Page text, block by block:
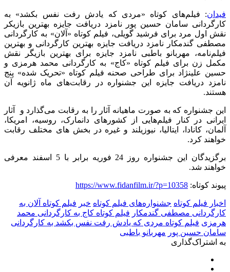
فیدان: فیلم‌های کوتاه «مردی که یادش رفت نفس بکشد» به
کارگردانی سامان حسین پور نامزد دریافت جایزه بهترین بازیکر
نقش اول مرد برای فرشید گویلی، فیلم کوتاه «آلان» به کارگردانی
مصطفی گندمکار نامزد دریافت جایزه بهترین کارگردانی و بهترین
فیلم‌نامه، مهربانو باطبی نامزد جایزه برای بهترین بازیگر نقش
مکمل زن برای فیلم کوتاه «کاج» به کارگردانی محمد هرمزی و
حسین علینژاد برای طراحی صحنه فیلم کوتاه «تحریک شده» پنج
نامزد دریافت جایزه این جشنواره در رقابت‌های ماه ژانویه آن
هستند.
این جشنواره که به صورت ماهیانه آثار را به رقابت می‌گذارد و آثار
ایرانی در کنار فیلم‌هایی از کشورهای دانمارک، روسیه، امریکا،
آلمان، کانادا، ایتالیا، نیوزیلند و غیره در بخش های مختلف رقابت
خواهند کرد.
برگزیدگان این جشنواره روز 24 فوریه برابر با 5 اسفند معرفی
خواهند شد.
پیوند کوتاه: https://www.fidanfilm.ir/?p=10358
اخبار فیلم کوتاه جشنواره‌های فیلم کوتاه خبر فیلم کوتاه آلان به
کارگردانی مصطفی گندمکار فیلم کوتاه کاج به کارگردانی محمد
هرمزی فیلم کوتاه مردی که یادش رفت نفس بکشد به کارگردانی
سامان حسین پور مهربانو باطبی
به اشتراک‌گذاری